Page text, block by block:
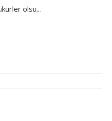
olsu...